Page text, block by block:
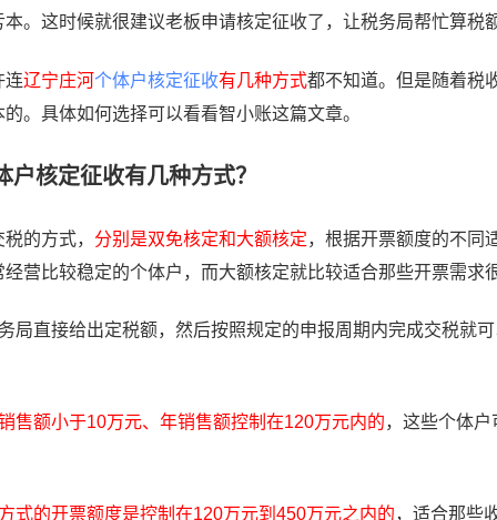
。这时候就很建议老板申请核定征收了，让税务局帮忙算税
连辽宁庄河个体户核定征收有几种方式都不知道。但是随着税
。具体如何选择可以看看智小账这篇文章。
户核定征收有几种方式？
的方式， 分别是双免核定和大额核定，根据开票额度的不同
营比较稳定的个体户，而大额核定就比较适合那些开票需求
局直接给出定税额，然后按照规定的申报周期内完成交税就
售额小于10万元、年销售额控制在120万元内的，这些个体
式的开票额度是控制在120万元到450万元之内的，适合那些